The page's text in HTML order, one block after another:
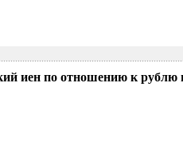
иен по отношению к